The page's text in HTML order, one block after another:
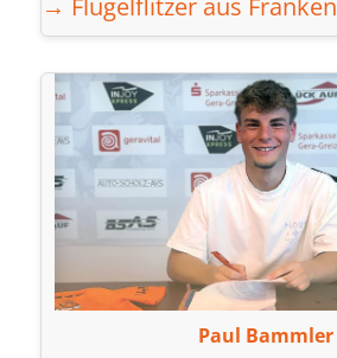
→ Flügelflitzer aus Franken
Paul Bammler